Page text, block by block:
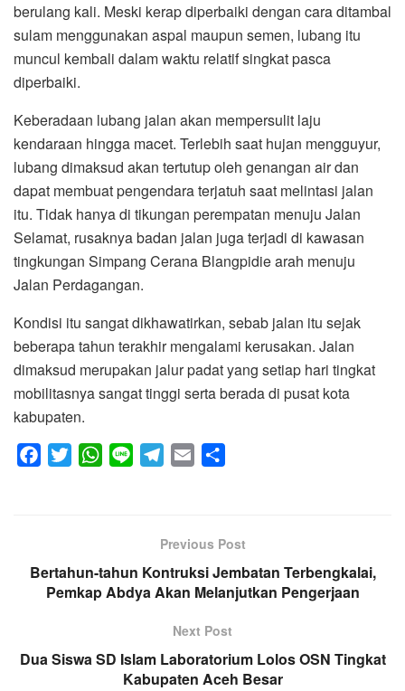
berulang kali. Meski kerap diperbaiki dengan cara ditambal
sulam menggunakan aspal maupun semen, lubang itu
muncul kembali dalam waktu relatif singkat pasca
diperbaiki.
Keberadaan lubang jalan akan mempersulit laju
kendaraan hingga macet. Terlebih saat hujan mengguyur,
lubang dimaksud akan tertutup oleh genangan air dan
dapat membuat pengendara terjatuh saat melintasi jalan
itu. Tidak hanya di tikungan perempatan menuju Jalan
Selamat, rusaknya badan jalan juga terjadi di kawasan
tingkungan Simpang Cerana Blangpidie arah menuju
Jalan Perdagangan.
Kondisi itu sangat dikhawatirkan, sebab jalan itu sejak
beberapa tahun terakhir mengalami kerusakan. Jalan
dimaksud merupakan jalur padat yang setiap hari tingkat
mobilitasnya sangat tinggi serta berada di pusat kota
kabupaten.
o
o
e
r
W
A
p
g
r
a
l
e
Previous Post
Bertahun-tahun Kontruksi Jembatan Terbengkalai,
Pemkap Abdya Akan Melanjutkan Pengerjaan
Next Post
Dua Siswa SD Islam Laboratorium Lolos OSN Tingkat
Kabupaten Aceh Besar